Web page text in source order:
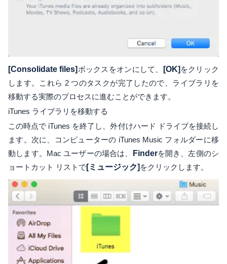
[Consolidate files] ボックスをオンにして、 [OK] をクリック
します。これら 2 つのタスクが完了したので、ライブラリを
移動する実際のプロセスに進むことができます。
iTunes ライブラリを移動する
この時点で iTunes を終了し、外付けハード ドライブを接続し
ます。次に、コンピューターの iTunes Music フォルダーに移
動します。Mac ユーザーの場合は、
Finderを開き、左側のシ
ョートカット リストで[ミュージック] をクリックします。